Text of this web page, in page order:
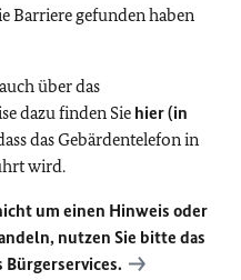
Barriere gefunden haben
über das
dazu finden Sie hier (in
das Gebärdentelefon in
wird.
um einen Hinweis oder
nutzen Sie bitte das